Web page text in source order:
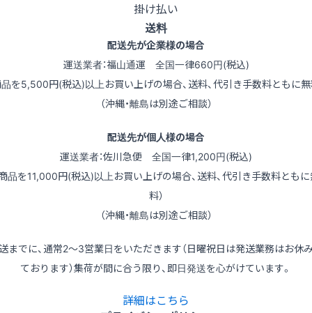
掛け払い
送料
配送先が企業様の場合
運送業者：福山通運 全国一律660円(税込)
品を5,500円(税込)以上お買い上げの場合、送料、代引き手数料ともに無
（沖縄・離島は別途ご相談）
配送先が個人様の場合
運送業者：佐川急便 全国一律1,200円(税込)
品を11,000円(税込)以上お買い上げの場合、送料、代引き手数料とも
料）
（沖縄・離島は別途ご相談）
までに、通常2～3営業日をいただきます（日曜祝日は発送業務はお休
ております）集荷が間に合う限り、即日発送を心がけています。
詳細はこちら